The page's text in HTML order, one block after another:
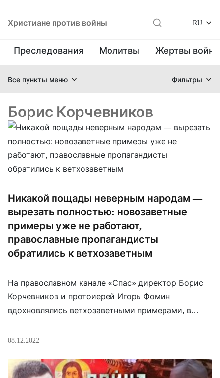
Христиане против войны RU
Преследования Молитвы Жертвы
Все пункты меню Фильтры
Борис Корчевников
Никакой пощады неверным народам —
вырезать полностью: новозаветные
примеры уже не работают,
православные пропагандисты
обратились к ветхозаветным
На православном канале «Спас» директор Борис
Корчевников и протоиерей Игорь Фомин
вдохновлялись ветхозаветными примерами, в
ханаанские племена. В этом собеседники видят
@Politkrem
08.12.2022